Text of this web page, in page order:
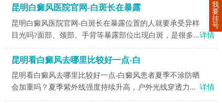
昆明白癜风医院官网-白斑长在暴露
昆明白癜风医院官网-白斑长在暴露位置的人就要承受异样
目光吗?面部、颈部、手背等暴露部位出现白斑，是很多...详情
昆明看白癜风去哪里比较好一点-白
昆明看白癜风去哪里比较好一点-白癜风患者夏季不涂防晒
会加重吗？夏季紫外线强度持续升高，户外光线穿透力... 详情
我
要
挂
号